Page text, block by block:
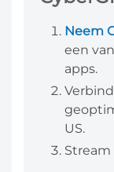
Neem
een
apps.
US.
Stream